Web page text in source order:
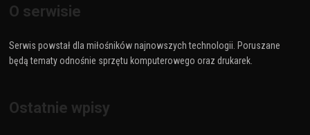
O serwisie
Serwis powstał dla miłośników najnowszych technologii. Poruszane
będą tematy odnośnie sprzętu komputerowego oraz drukarek.
Ostatnie wpisy